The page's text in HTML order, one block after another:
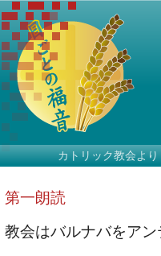
カトリック教会より
第一朗読
教会はバルナバをア